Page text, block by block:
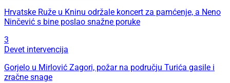
Hrvatske Ruže u Kninu održale koncert za pamćenje, a Neno
Ninčević s bine poslao snažne poruke
3
Devet intervencija
Gorjelo u Mirlović Zagori, požar na području Turića gasile i
zračne snage